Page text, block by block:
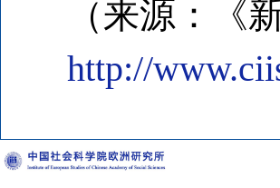
（来源：《
http://